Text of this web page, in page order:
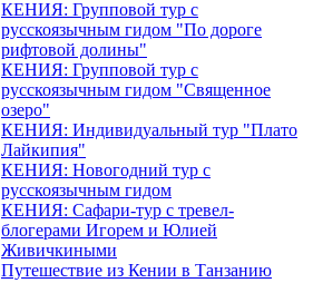
КЕНИЯ: Групповой тур с
русскоязычным гидом "По дороге
рифтовой долины"
КЕНИЯ: Групповой тур с
русскоязычным гидом "Священное
озеро"
КЕНИЯ: Индивидуальный тур "Плато
Лайкипия"
КЕНИЯ: Новогодний тур с
русскоязычным гидом
КЕНИЯ: Сафари-тур с тревел-
блогерами Игорем и Юлией
Живичкиными
Путешествие из Кении в Танзанию